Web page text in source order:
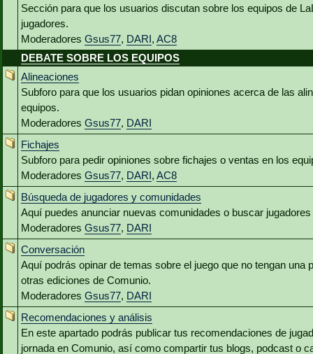
Sección para que los usuarios discutan sobre los equipos de
jugadores.
Moderadores Gsus77, DARI, AC8
DEBATE SOBRE LOS EQUIPOS
Alineaciones
Subforo para que los usuarios pidan opiniones acerca de las
equipos.
Moderadores Gsus77, DARI
Fichajes
Subforo para pedir opiniones sobre fichajes o ventas en los
Moderadores Gsus77, DARI, AC8
Búsqueda de jugadores y comunidades
Aquí puedes anunciar nuevas comunidades o buscar
Moderadores Gsus77, DARI
Conversación
Aquí podrás opinar de temas sobre el juego que no tengan una
otras ediciones de Comunio.
Moderadores Gsus77, DARI
Recomendaciones y análisis
En este apartado podrás publicar tus recomendaciones de
jornada en Comunio, así como compartir tus blogs, podcast o